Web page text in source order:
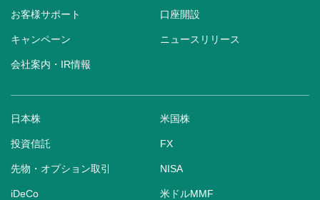
お客様サポート 口座開設
キャンペーン ニュースリリース
会社案内・IR情報
日本株 米国株
投資信託 FX
先物・オプション取引 NISA
iDeCo 米ドルMMF